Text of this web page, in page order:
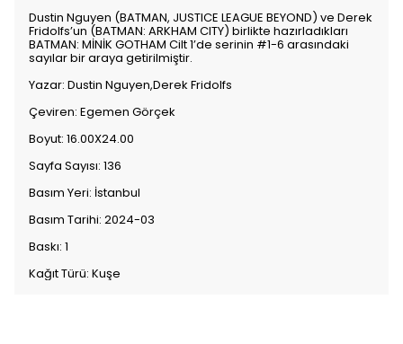
Dustin Nguyen (BATMAN, JUSTICE LEAGUE BEYOND) ve Derek
Fridolfs’un (BATMAN: ARKHAM CITY) birlikte hazırladıkları
BATMAN: MİNİK GOTHAM Cilt 1’de serinin #1-6 arasındaki
sayılar bir araya getirilmiştir.
Yazar: Dustin Nguyen,Derek Fridolfs
Çeviren: Egemen Görçek
Boyut: 16.00X24.00
Sayfa Sayısı: 136
Basım Yeri: İstanbul
Basım Tarihi: 2024-03
Baskı: 1
Kağıt Türü: Kuşe